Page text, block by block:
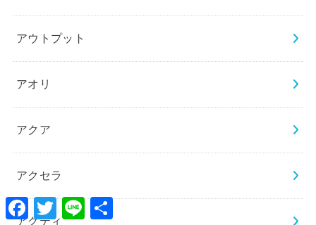
アウトプット
アオリ
アクア
アクセラ
アクティ
Facebook
TwitterLine 共